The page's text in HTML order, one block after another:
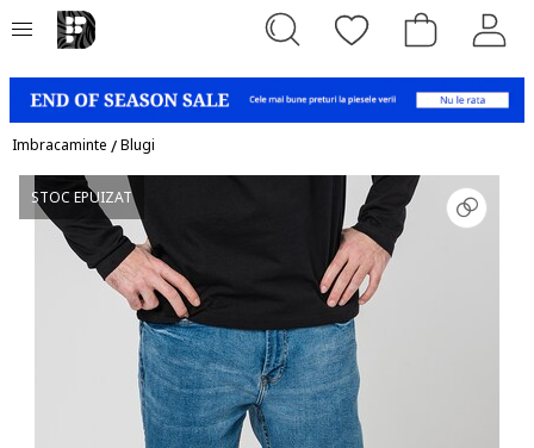
Imbracaminte /Blugi
STOC EPUIZAT